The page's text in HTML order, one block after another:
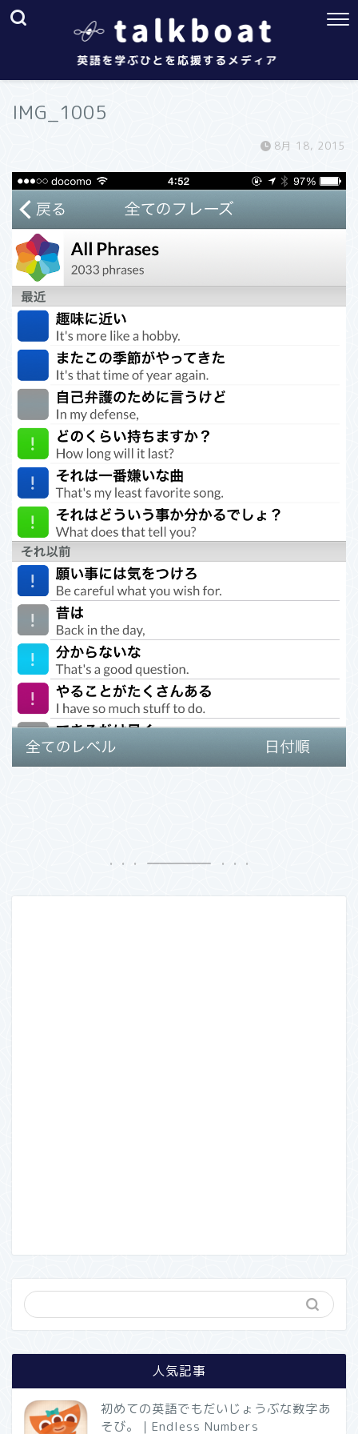
IMG_1005
8月 18, 2015
人気記事
初めての英語でもだいじょうぶな数字あ
そび。｜Endless Numbers